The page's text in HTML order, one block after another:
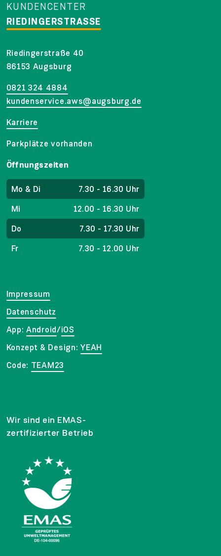
KUNDENCENTER
RIEDINGERSTRASSE
Riedingerstraße 40
86153 Augsburg
0821 324 4884
kundenservice.aws@augsburg.de
Karriere
Parkplätze vorhanden
Öffnungszeiten
Mo & Di
7.30 - 16.30 Uhr
Mi
12.00 - 16.30 Uhr
Do
7.30 - 17.30 Uhr
Fr
7.30 - 12.00 Uhr
Impressum
Datenschutz
App: Android/iOS
Konzept & Design:YEAH
Code: TEAM23
Wir sind ein EMAS-
zertifizierter Betrieb